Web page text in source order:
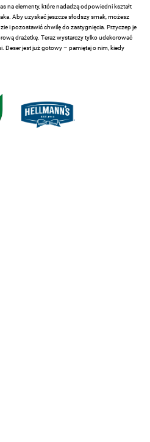
na elementy, które nadadzą odpowiedni kształt
Aby uzyskać jeszcze słodszy smak, możesz
i pozostawić chwilę do zastygnięcia. Przyczep je
drażetkę. Teraz wystarczy tylko udekorować
Deser jest już gotowy – pamiętaj o nim, kiedy